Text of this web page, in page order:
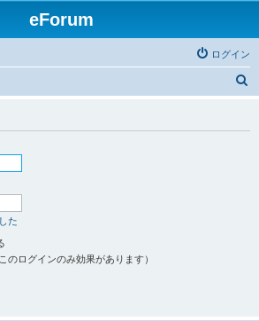
eForum
ログイン
た
のログインのみ効果があります）